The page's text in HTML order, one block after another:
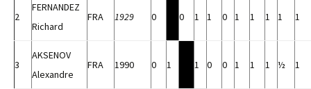
2
FERNANDEZ
Richard
FRA 1929 0 0 1 1 0 1 1 1 1 1
3
AKSENOV
Alexandre
FRA 1990 0 1 1 0 0 1 1 1 ½ 1